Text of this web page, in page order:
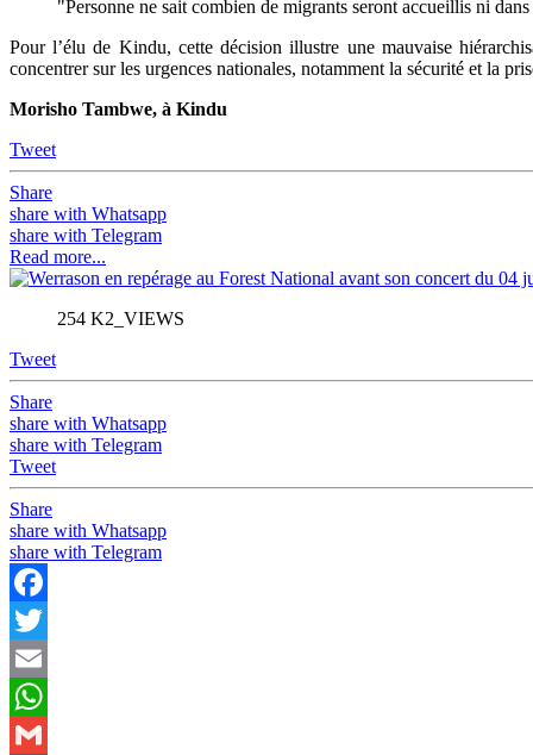
"Personne ne sait combien de migrants seront accueillis ni
Pour l’élu de Kindu, cette décision illustre une mauvaise
concentrer sur les urgences nationales, notamment la sécurité et la
Morisho Tambwe, à Kindu
Tweet
Share
share with Whatsapp
share with Telegram
Read more...
254 K2_VIEWS
Tweet
Share
share with Whatsapp
share with Telegram
Tweet
Share
share with Whatsapp
share with Telegram
Facebook
Twitter
Email
WhatsApp